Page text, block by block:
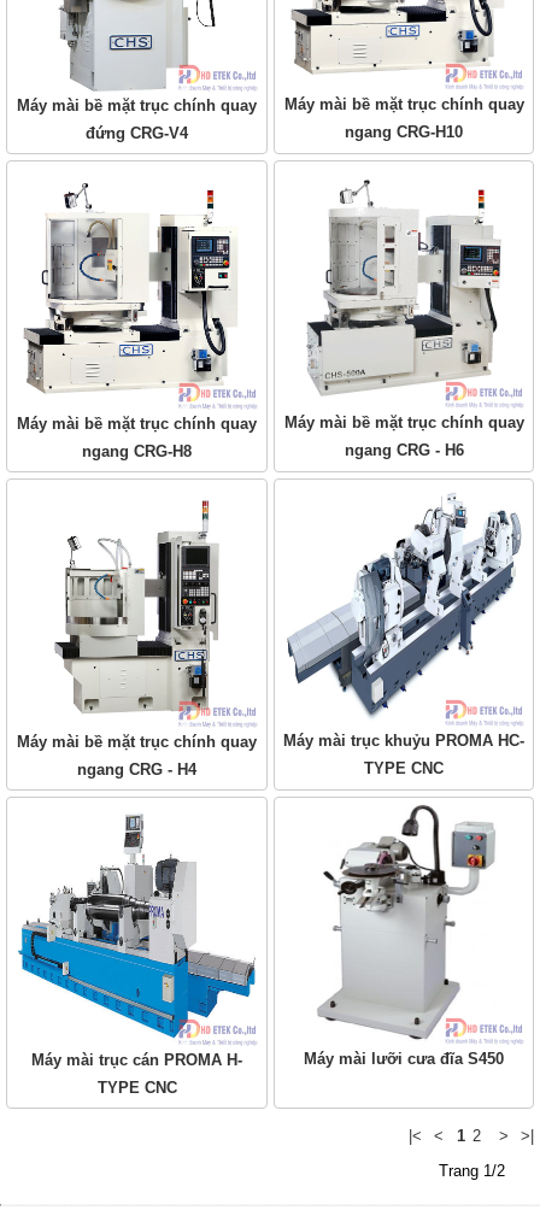
Máy mài bề mặt trục chính quay
đứng CRG-V4
Máy mài bề mặt trục chính quay
ngang CRG-H10
Máy mài bề mặt trục chính quay
ngang CRG-H8
Máy mài bề mặt trục chính quay
ngang CRG - H6
Máy mài bề mặt trục chính quay
ngang CRG - H4
Máy mài trục khuỷu PROMA HC-
TYPE CNC
Máy mài trục cán PROMA H-
TYPE CNC
Máy mài lưỡi cưa đĩa S450
|< < 1 2 >
>|
Trang 1/2